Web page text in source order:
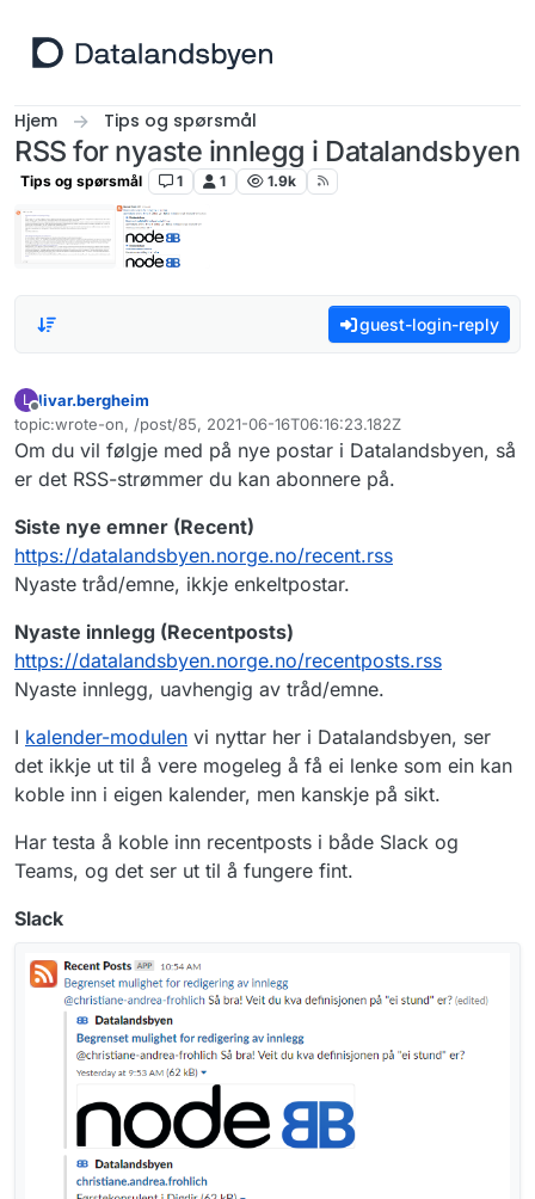
Hjem Tips og spørsmål
RSS for nyaste innlegg i Datalandsbyen
Tips og spørsmål 1 1 1.9k
guest-login-reply
L
Frakoblet
livar.bergheim
topic:wrote-on, /post/85, 2021-06-16T06:16:23.182Z
Sist endret av
Om du vil følgje med på nye postar i Datalandsbyen, så
er det RSS-strømmer du kan abonnere på.
Siste nye emner (Recent)
https://datalandsbyen.norge.no/recent.rss
Nyaste tråd/emne, ikkje enkeltpostar.
Nyaste innlegg (Recentposts)
https://datalandsbyen.norge.no/recentposts.rss
Nyaste innlegg, uavhengig av tråd/emne.
I kalender-modulen vi nyttar her i Datalandsbyen, ser
det ikkje ut til å vere mogeleg å få ei lenke som ein kan
koble inn i eigen kalender, men kanskje på sikt.
Har testa å koble inn recentposts i både Slack og
Teams, og det ser ut til å fungere fint.
Slack